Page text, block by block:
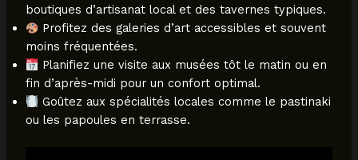
boutiques d’artisanat local et des tavernes typiques.
Profitez des galeries d’art accessibles et souvent
moins fréquentées.
Planifiez une visite aux musées tôt le matin ou en
fin d’après-midi pour un confort optimal.
Goûtez aux spécialités locales comme le pastinaki
ou les papoules en terrasse.